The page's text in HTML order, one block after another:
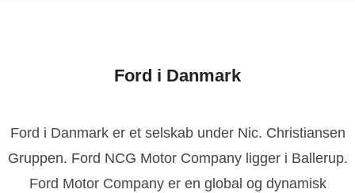
Ford i Danmark
Ford i Danmark er et selskab under Nic. Christiansen
Gruppen. Ford NCG Motor Company ligger i Ballerup.
Ford Motor Company er en global og dynamisk